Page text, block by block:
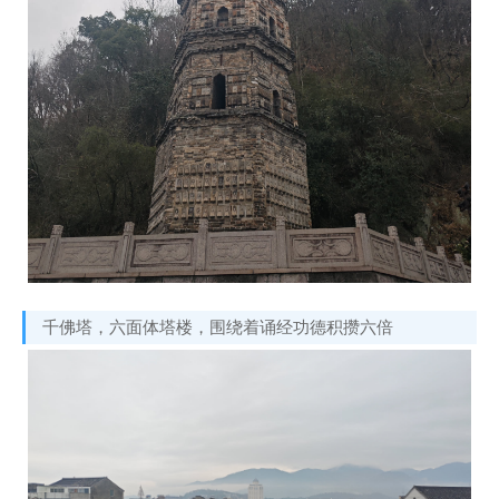
千佛塔，六面体塔楼，围绕着诵经功德积攒六倍